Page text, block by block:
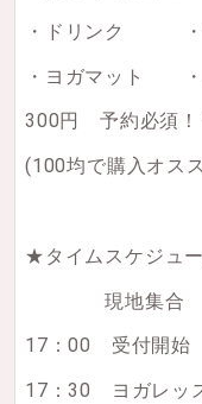
・ドリンク ・
・ヨガマット ・
300円 予約必須！
(100均で購入オス
★タイムスケジュ
現地集合
17：00 受付開始
17：30 ヨガレッ